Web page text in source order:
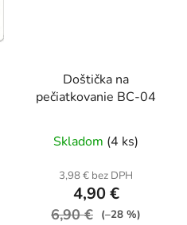
Doštička na
pečiatkovanie BC-04
Skladom (4 ks)
3,98 € bez DPH
4,90 €
6,90 € (–28 %)